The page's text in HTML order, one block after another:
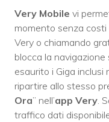
Very Mobile vi
momento senza costi
Very o chiamando
blocca la
esaurito i Giga inclusi
ripartire allo stesso
Ora” nell’app Very.
traffico dati